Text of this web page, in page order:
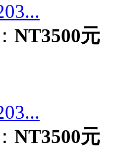
NT3500元
NT3500元